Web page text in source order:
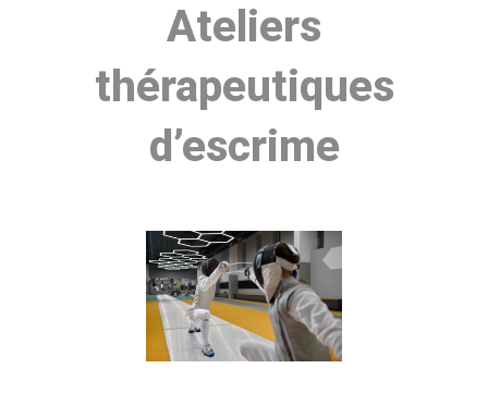
Ateliers
thérapeutiques
d’escrime